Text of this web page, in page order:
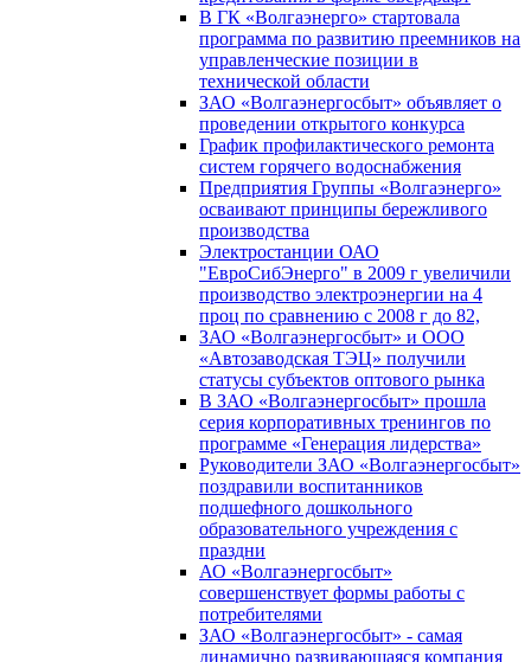
В ГК «Волгаэнерго» стартовала
программа по развитию преемников на
управленческие позиции в
технической области
ЗАО «Волгаэнергосбыт» объявляет о
проведении открытого конкурса
График профилактического ремонта
систем горячего водоснабжения
Предприятия Группы «Волгаэнерго»
осваивают принципы бережливого
производства
Электростанции ОАО
"ЕвроСибЭнерго" в 2009 г увеличили
производство электроэнергии на 4
проц по сравнению с 2008 г до 82,
ЗАО «Волгаэнергосбыт» и ООО
«Автозаводская ТЭЦ» получили
статусы субъектов оптового рынка
В ЗАО «Волгаэнергосбыт» прошла
серия корпоративных тренингов по
программе «Генерация лидерства»
Руководители ЗАО «Волгаэнергосбыт»
поздравили воспитанников
подшефного дошкольного
образовательного учреждения с
праздни
АО «Волгаэнергосбыт»
совершенствует формы работы с
потребителями
ЗАО «Волгаэнергосбыт» - самая
динамично развивающаяся компания